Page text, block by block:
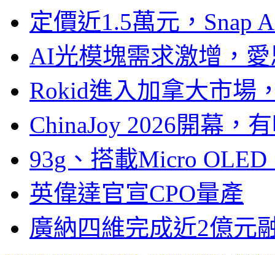
定價近1.5萬元，Snap
AI光模塊需求激增，
Rokid進入加拿大市場
ChinaJoy 2026開幕，
93g、搭載Micro
英偉達官宣CPO量產
廣納四維完成近2億元